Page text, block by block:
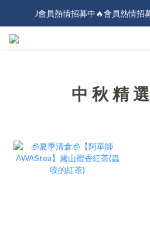
J會員熱情招募中🔥會員熱情招
J會員熱情招募中🔥會員熱情招
中 秋 精